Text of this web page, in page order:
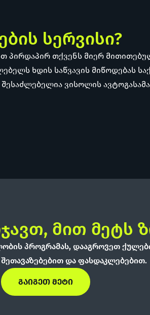
სერვისი?
პირდაპირ თქვენს მიერ
ხდის საწვავის მიწოდებას
ვისოლის
მით მეტს
პროგრამას, დააგროვეთ
და ფასდაკლებებით.
ᲒᲐᲘᲒᲔᲗ ᲛᲔᲢᲘ